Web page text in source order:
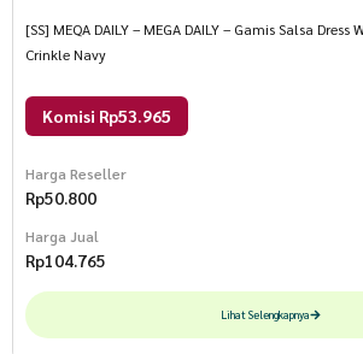
[SS] MEQA DAILY – MEGA DAILY – Gamis Salsa
Crinkle Navy
Komisi Rp53.965
Harga Reseller
Rp50.800
Harga Jual
Rp104.765
Lihat Selengkapnya